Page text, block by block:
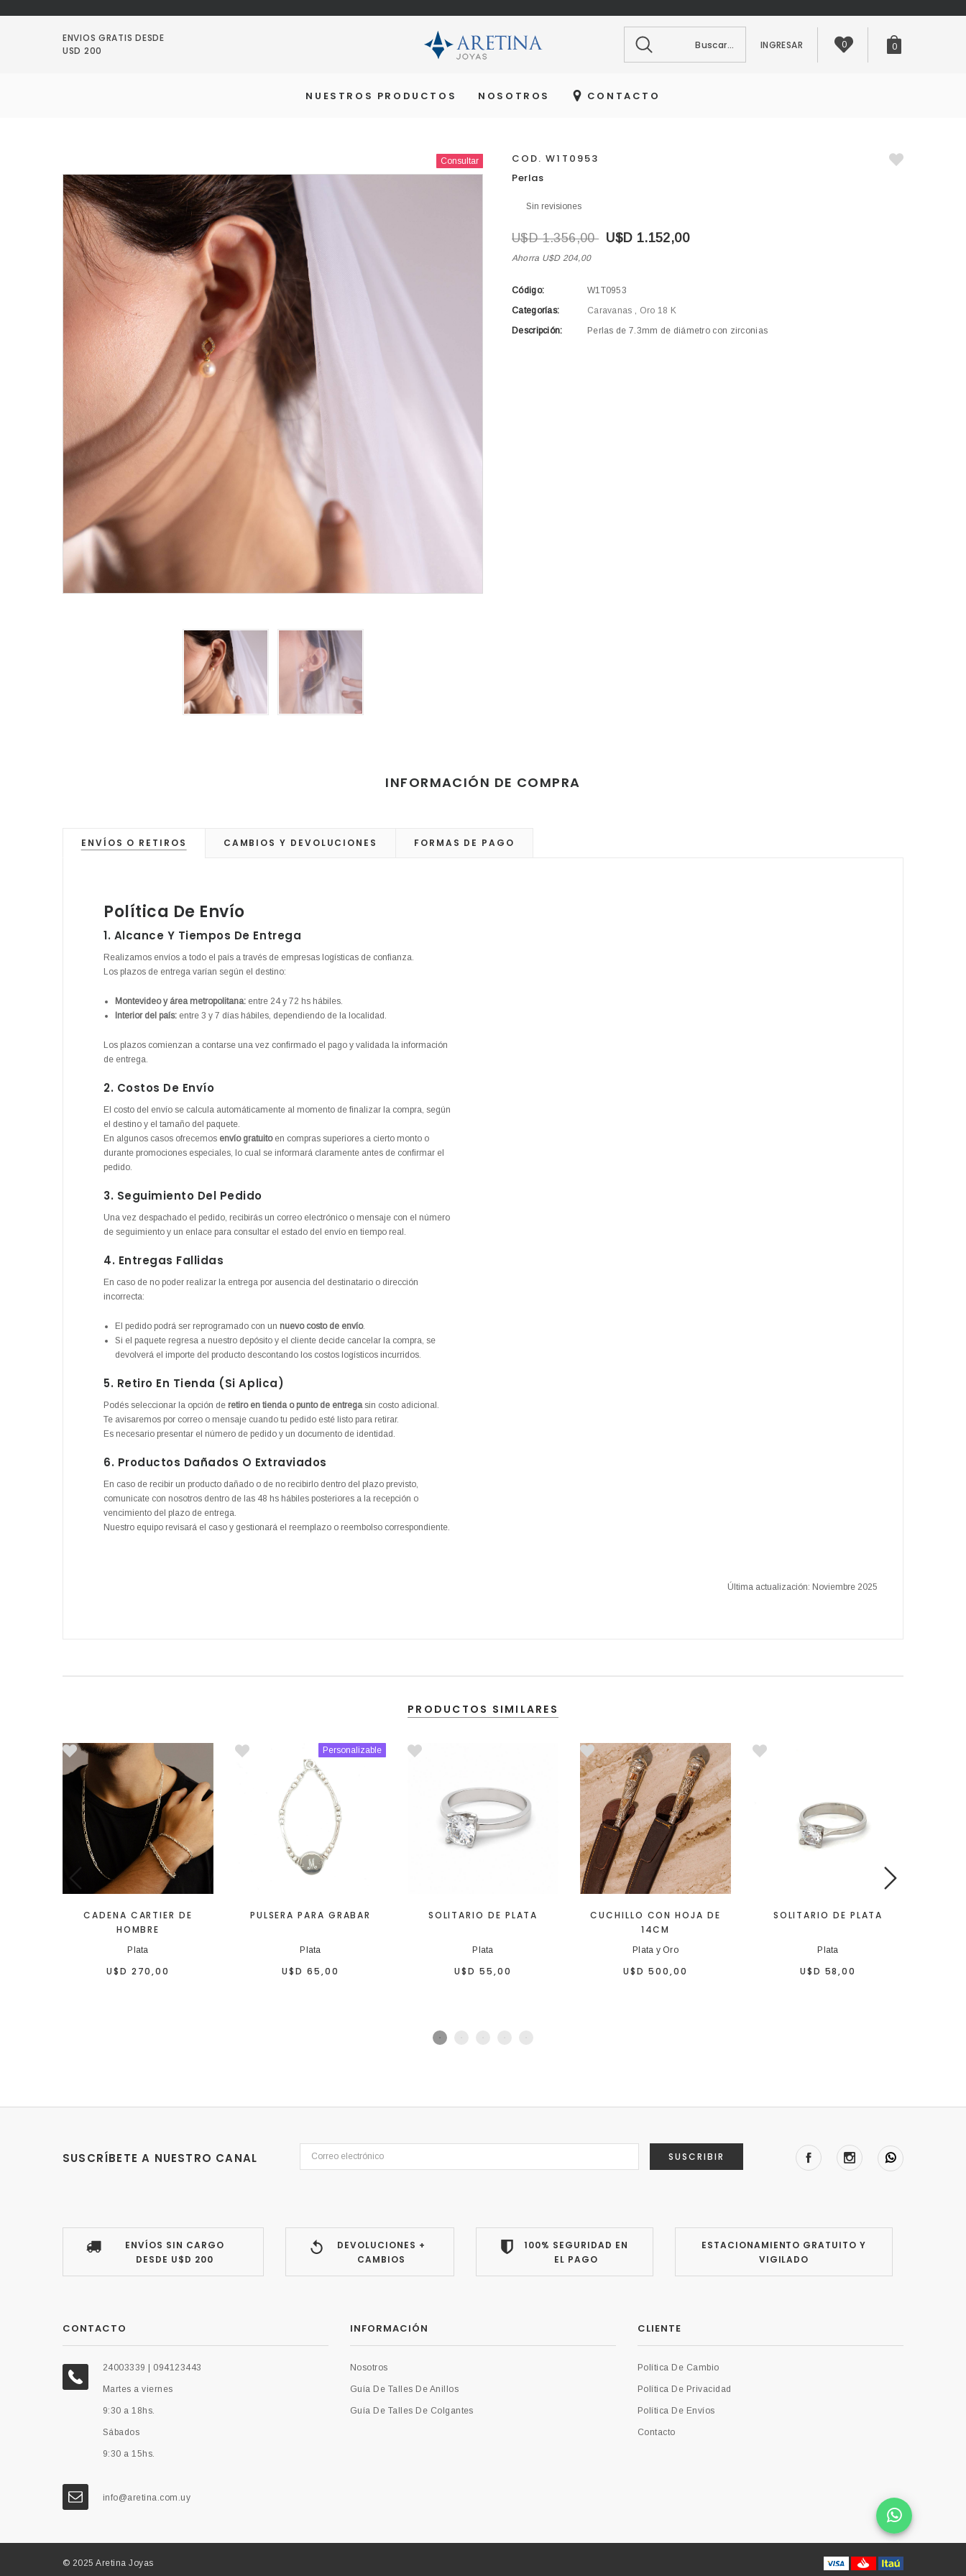
ENVIOS GRATIS DESDE
USD 200
Buscar... INGRESAR 0 0
NUESTROS PRODUCTOS NOSOTROS CONTACTO
Agotado
Consultar
COD. W1T0953
Perlas
Sin revisiones
U$D 1.356,00 U$D 1.152,00
Ahorra U$D 204,00
Código:
W1T0953
Categorías:
Caravanas , Oro 18 K
Descripción:
Perlas de 7.3mm de diámetro con zirconias
INFORMACIÓN DE COMPRA
ENVÍOS O RETIROS CAMBIOS Y DEVOLUCIONES FORMAS DE PAGO
Política De Envío
1. Alcance Y Tiempos De Entrega
Realizamos envíos a todo el país a través de empresas logísticas de confianza.
Los plazos de entrega varían según el destino:
Montevideo y área metropolitana: entre 24 y 72 hs hábiles.
Interior del país: entre 3 y 7 días hábiles, dependiendo de la localidad.
Los plazos comienzan a contarse una vez confirmado el pago y validada la información
de entrega.
2. Costos De Envío
El costo del envío se calcula automáticamente al momento de finalizar la compra, según
el destino y el tamaño del paquete.
En algunos casos ofrecemos envío gratuitoen compras superiores a cierto monto o
durante promociones especiales, lo cual se informará claramente antes de confirmar el
pedido.
3. Seguimiento Del Pedido
Una vez despachado el pedido, recibirás un correo electrónico o mensaje con el número
de seguimiento y un enlace para consultar el estado del envío en tiempo real.
4. Entregas Fallidas
En caso de no poder realizar la entrega por ausencia del destinatario o dirección
incorrecta:
El pedido podrá ser reprogramado con un nuevo costo de envío.
Si el paquete regresa a nuestro depósito y el cliente decide cancelar la compra, se
devolverá el importe del producto descontando los costos logísticos incurridos.
5. Retiro En Tienda (si Aplica)
Podés seleccionar la opción de retiro en tienda o punto de entregasin costo adicional.
Te avisaremos por correo o mensaje cuando tu pedido esté listo para retirar.
Es necesario presentar el número de pedido y un documento de identidad.
6. Productos Dañados O Extraviados
En caso de recibir un producto dañado o de no recibirlo dentro del plazo previsto,
comunicate con nosotros dentro de las 48 hs hábiles posteriores a la recepción o
vencimiento del plazo de entrega.
Nuestro equipo revisará el caso y gestionará el reemplazo o reembolso correspondiente.
Última actualización: Noviembre 2025
PRODUCTOS SIMILARES
CADENA CARTIER DE
HOMBRE
Plata
U$D 270,00
Personalizable
PULSERA PARA GRABAR
Plata
U$D 65,00
SOLITARIO DE PLATA
Plata
U$D 55,00
CUCHILLO CON HOJA DE
14CM
Plata y Oro
U$D 500,00
SOLITARIO DE PLATA
Plata
U$D 58,00
SUSCRÍBETE A NUESTRO CANAL SUSCRIBIR
ENVÍOS SIN CARGO
DESDE U$D 200
DEVOLUCIONES +
CAMBIOS
100% SEGURIDAD EN
EL PAGO
ESTACIONAMIENTO GRATUITO Y
VIGILADO
CONTACTO
24003339 | 094123443
Martes a viernes
9:30 a 18hs.
Sábados
9:30 a 15hs.
info@aretina.com.uy
INFORMACIÓN
Nosotros
Guía De Talles De Anillos
Guía De Talles De Colgantes
CLIENTE
Política De Cambio
Política De Privacidad
Política De Envíos
Contacto
© 2025 Aretina Joyas